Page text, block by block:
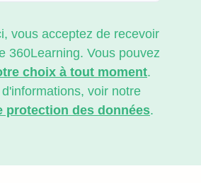
vous acceptez de recevoir
360Learning. Vous pouvez
choix à tout moment.
voir notre
protection des données.